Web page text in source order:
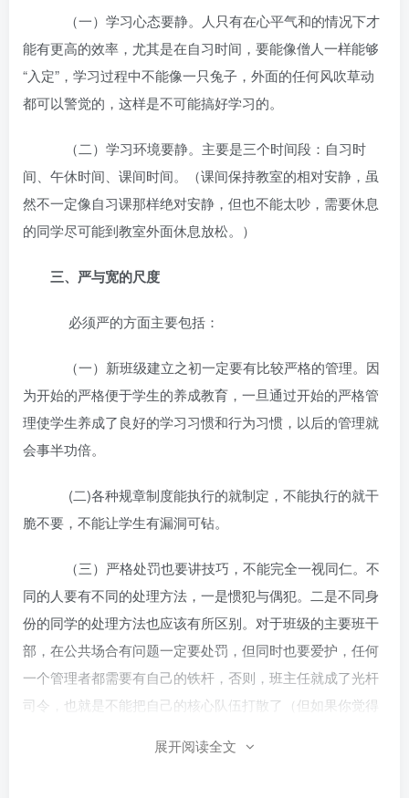
（一）学习心态要静。人只有在心平气和的情况下才
能有更高的效率，尤其是在自习时间，要能像僧人一样能够
“入定”，学习过程中不能像一只兔子，外面的任何风吹草动
都可以警觉的，这样是不可能搞好学习的。
（二）学习环境要静。主要是三个时间段：自习时
间、午休时间、课间时间。（课间保持教室的相对安静，虽
然不一定像自习课那样绝对安静，但也不能太吵，需要休息
的同学尽可能到教室外面休息放松。）
三、严与宽的尺度
必须严的方面主要包括：
（一）新班级建立之初一定要有比较严格的管理。因
为开始的严格便于学生的养成教育，一旦通过开始的严格管
理使学生养成了良好的学习习惯和行为习惯，以后的管理就
会事半功倍。
(二)各种规章制度能执行的就制定，不能执行的就干
脆不要，不能让学生有漏洞可钻。
（三）严格处罚也要讲技巧，不能完全一视同仁。不
同的人要有不同的处理方法，一是惯犯与偶犯。二是不同身
份的同学的处理方法也应该有所区别。对于班级的主要班干
部，在公共场合有问题一定要处罚，但同时也要爱护，任何
一个管理者都需要有自己的铁杆，否则，班主任就成了光杆
司令，也就是不能把自己的核心队伍打散了（但如果你觉得
的同学犯了错误，一定要敢于批评，因为往往这些同学都是
展开阅读全文